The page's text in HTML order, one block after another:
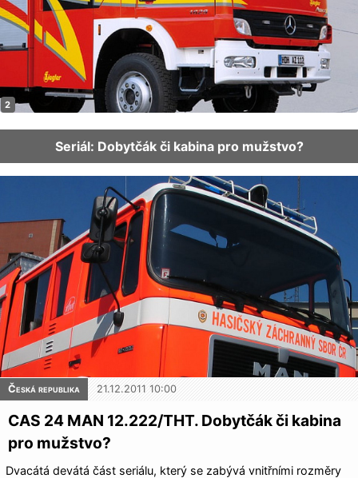
Seriál: Dobytčák či kabina pro mužstvo?
Česká republika 21.12.2011 10:00
CAS 24 MAN 12.222/THT. Dobytčák či kabina
pro mužstvo?
Dvacátá devátá část seriálu, který se zabývá vnitřními rozměry